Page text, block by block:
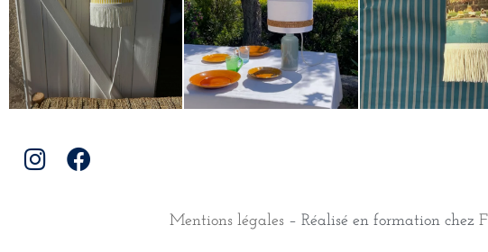
Mentions légales– Réalisé en formation chez